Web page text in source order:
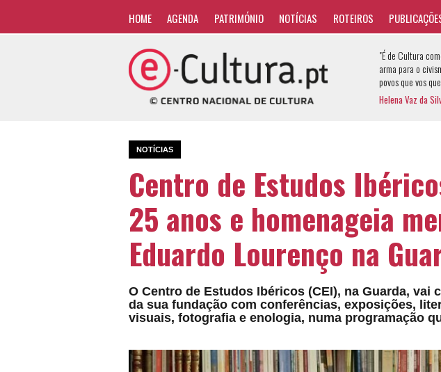
HOME AGENDA PATRIMÓNIO NOTÍCIAS ROTEIROS
"É de Cultura
arma para o
povos que vos
Helena Vaz da
NOTÍCIAS
Centro de Estudos
25 anos e homenageia
Eduardo Lourenço na
O Centro de Estudos Ibéricos (CEI), na Guarda, vai
da sua fundação com conferências, exposições,
visuais, fotografia e enologia, numa programação